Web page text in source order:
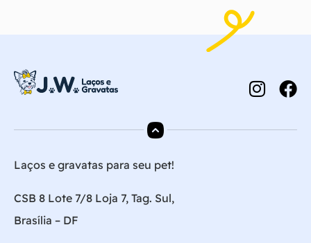
Laços e gravatas para seu pet!
CSB 8 Lote 7/8 Loja 7, Tag. Sul,
Brasília – DF